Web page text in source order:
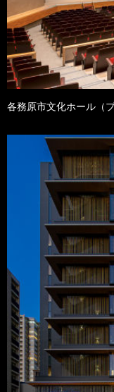
各務原市文化ホール（